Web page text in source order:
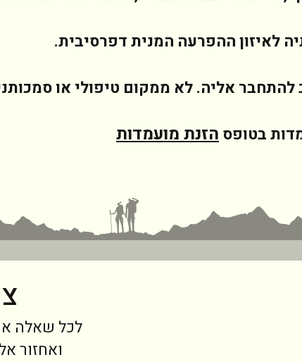
לאיזון ההפרעה המנית דפרסיבית.
אליה. לא ממקום טיפולי או
בטופסהזנת מועמדות
לכל שאלה
ואחזור